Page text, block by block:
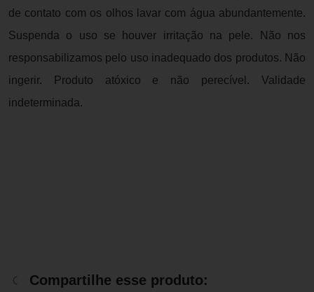
de contato com os olhos lavar com água abundantemente.
Suspenda o uso se houver irritação na pele. Não nos
responsabilizamos pelo uso inadequado dos produtos. Não
ingerir. Produto atóxico e não perecível. Validade
indeterminada.
Compartilhe esse produto: